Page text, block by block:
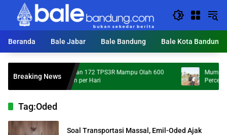
Langsung
konten
Beranda
Bale Jabar Bale Bandung Bale Kota Bandung
Breaking News
KDS Targetkan 172 TPS3R Mampu Olah 600
Ton Sampah per Hari
Mumpung
Percepatan
Tag:Oded
Soal Transportasi Massal, Emil-Oded Ajak